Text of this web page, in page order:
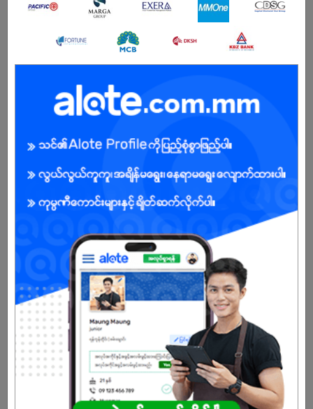
Excel Care – Household cleaning & hygiene products
Duvera – Personal care & beauty products
Maxi D – Specialized home care (toilet, bathroom, laundry care)
Glam Glow – Lifestyle & beauty range
🚀 What We Do
Indian R&D Expertise → Our products are developed with the
support of an experienced Indian Research & Development team,
ensuring advanced formulas and innovation.
USA Technology → We adopt modern USA cleaning &
manufacturing technology to guarantee international
performance standards.
Manufacturing in Myanmar → Proudly produced locally with
global standards, making our products affordable and accessible
to Myanmar families.
Certified Quality → All products are GMP, ISO, and FDA certified for
safety and reliability.
Nationwide Distribution → Serving Myanmar’s urban, semi-urban,
and rural markets through wholesalers, retailers, and direct-to-